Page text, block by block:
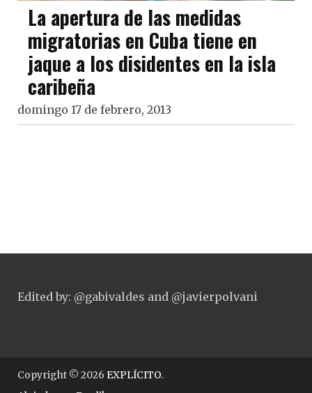
La apertura de las medidas
migratorias en Cuba tiene en
jaque a los disidentes en la isla
caribeña
domingo 17 de febrero, 2013
Edited by: @gabivaldes and @javierpolvani
Copyright © 2026 EXPLÍCITO.